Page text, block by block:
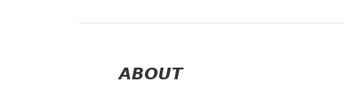
𝘼𝘽𝙊𝙐𝙏